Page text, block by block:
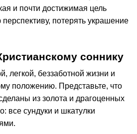
и почти достижимая цель
потерять украшение
соннику
легкой, беззаботной жизни и
положению. Представьте, что
из золота и драгоценных
все сундуки и шкатулки